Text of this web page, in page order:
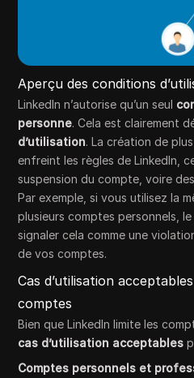
Aperçu des conditions
LinkedIn n’autorise qu’un seul
personne. Cela est clairement
d’utilisation. La création de
enfreint les règles de LinkedIn,
suspension du compte, voire
Par exemple, si vous utilisez la
plusieurs comptes personnels,
signaler cela comme une
de vos comptes.
Cas d’utilisation
comptes
Bien que LinkedIn limite les
cas d’utilisation acceptables
Comptes personnels et